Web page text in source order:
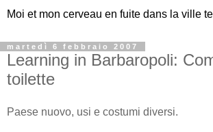
Moi et mon cerveau en fuite dans la ville
martedì 6 febbraio 2007
Learning in Barbaropoli:
toilette
Paese nuovo, usi e costumi diversi.